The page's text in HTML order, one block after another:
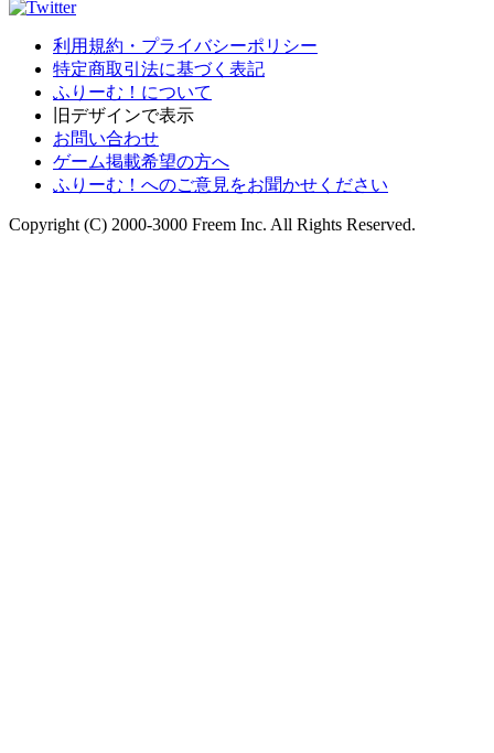
利用規約・プライバシーポリシー
特定商取引法に基づく表記
ふりーむ！について
旧デザインで表示
お問い合わせ
ゲーム掲載希望の方へ
ふりーむ！へのご意見をお聞かせください
Copyright (C) 2000-3000 Freem Inc. All Rights Reserved.